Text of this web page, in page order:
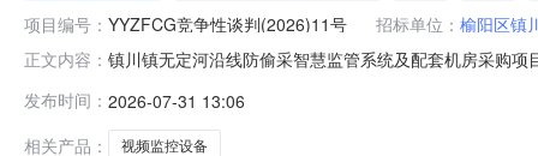
项目编号： YYZFCG竞争性谈判(2026)11号 招标单位： 榆阳区镇
正文内容： 镇川镇无定河沿线防偷采智慧监管系统及配套机房采购
1(镇川镇无定河沿线防偷采智慧监管系统及配套机房采
发布时间： 2026-07-31 13:06
相关产品：
视频监控设备